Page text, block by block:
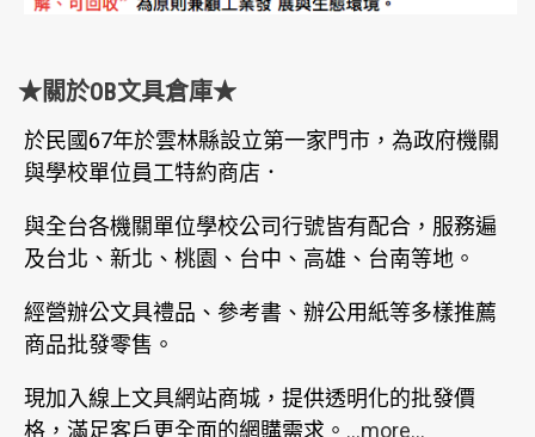
★關於OB文具倉庫★
於民國67年於雲林縣設立第一家門市，為政府機關
與學校單位員工特約商店．
與全台各機關單位學校公司行號皆有配合，服務遍
及台北、新北、桃園、台中、高雄、台南等地。
經營辦公文具禮品、參考書、辦公用紙等多樣推薦
商品批發零售。
現加入線上文具網站商城，提供透明化的批發價
格，滿足客戶更全面的網購需求。 ...more...